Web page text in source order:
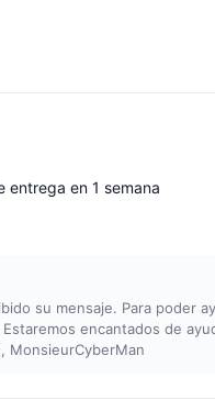
en 1 semana
su mensaje. Para poder
encantados de
MonsieurCyberMan